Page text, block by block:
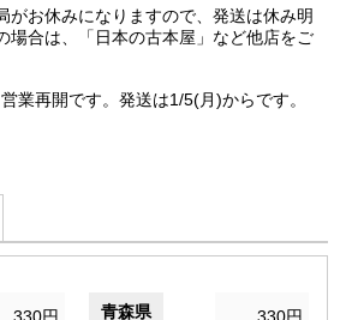
がお休みになりますので、発送は休み明
場合は、「日本の古本屋」など他店をご
業再開です。発送は1/5(月)からです。
青森県